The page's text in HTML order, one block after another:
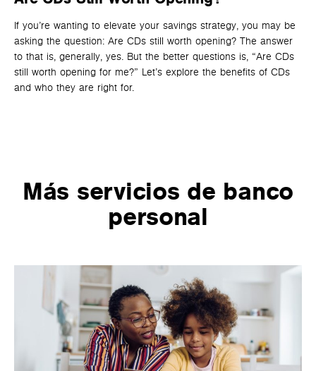
If you’re wanting to elevate your savings strategy, you may be
asking the question: Are CDs still worth opening? The answer
to that is, generally, yes. But the better questions is, “Are CDs
still worth opening for me?” Let’s explore the benefits of CDs
and who they are right for.
Más servicios de banco
personal